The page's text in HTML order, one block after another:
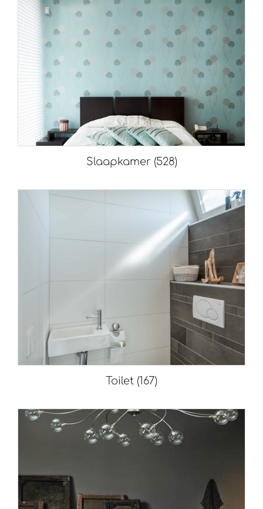
Slaapkamer (528)
Toilet (167)